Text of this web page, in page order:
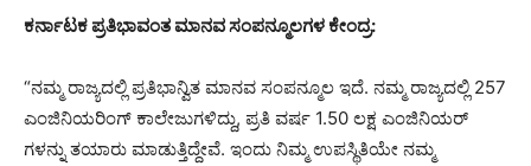
ಕರ್ನಾಟಕ ಪ್ರತಿಭಾವಂತ ಮಾನವ ಸಂಪನ್ಮೂಲಗಳ ಕೇಂದ್ರ:
“ನಮ್ಮ ರಾಜ್ಯದಲ್ಲಿ ಪ್ರತಿಭಾನ್ವಿತ ಮಾನವ ಸಂಪನ್ಮೂಲ ಇದೆ. ನಮ್ಮ ರಾಜ್ಯದಲ್ಲಿ 257
ಎಂಜಿನಿಯರಿಂಗ್ ಕಾಲೇಜುಗಳಿದ್ದು, ಪ್ರತಿ ವರ್ಷ 1.50 ಲಕ್ಷ ಎಂಜಿನಿಯರ್
ಗಳನ್ನು ತಯಾರು ಮಾಡುತ್ತಿದ್ದೇವೆ. ಇಂದು ನಿಮ್ಮ ಉಪಸ್ಥಿತಿಯೇ ನಮ್ಮ